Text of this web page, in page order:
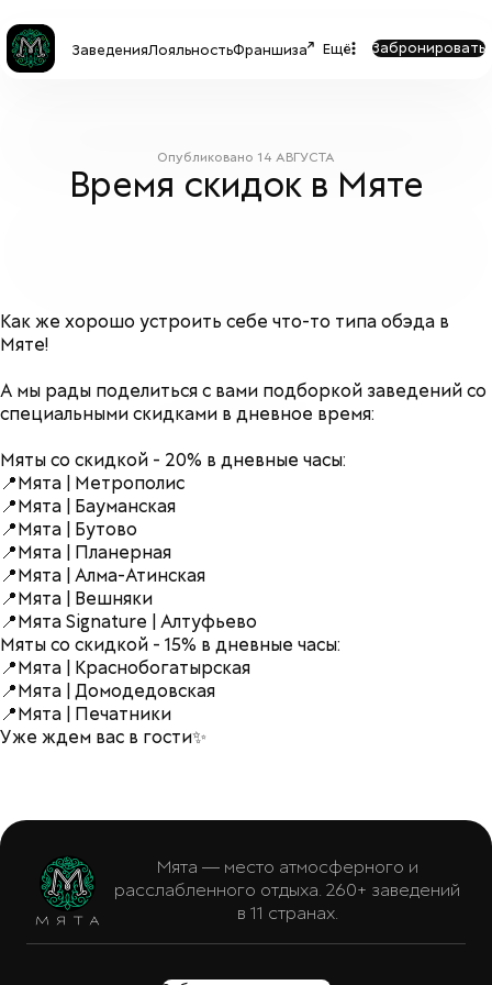
ЗаведенияЛояльностьФраншиза Ещё Забронировать
Опубликовано 14 АВГУСТА
Время скидок в Мяте
Как же хорошо устроить себе что-то типа обэда в
Мяте!
А мы рады поделиться с вами подборкой заведений со
специальными скидками в дневное время:
Мяты со скидкой - 20% в дневные часы:
📍Мята | Метрополис
📍Мята | Бауманская
📍Мята | Бутово
📍Мята | Планерная
📍Мята | Алма-Атинская
📍Мята | Вешняки
📍Мята Signature | Алтуфьево
Мяты со скидкой - 15% в дневные часы:
📍Мята | Краснобогатырская
📍Мята | Домодедовская
📍Мята | Печатники
Уже ждем вас в гости✨
Мята — место атмосферного и
расслабленного отдыха. 260+ заведений
в 11 странах.